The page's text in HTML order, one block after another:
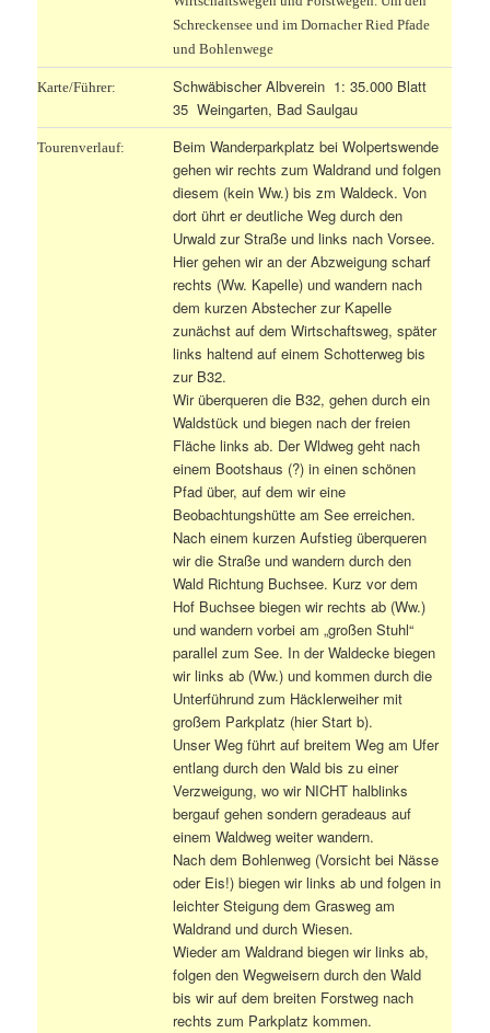
Schreckensee und im Dornacher Ried Pfade
und Bohlenwege
Karte/Führer:
Schwäbischer Albverein 1: 35.000 Blatt
35 Weingarten, Bad Saulgau
Tourenverlauf:
Beim Wanderparkplatz bei Wolpertswende
gehen wir rechts zum Waldrand und folgen
diesem (kein Ww.) bis zm Waldeck. Von
dort ührt er deutliche Weg durch den
Urwald zur Straße und links nach Vorsee.
Hier gehen wir an der Abzweigung scharf
rechts (Ww. Kapelle) und wandern nach
dem kurzen Abstecher zur Kapelle
zunächst auf dem Wirtschaftsweg, später
links haltend auf einem Schotterweg bis
zur B32.
Wir überqueren die B32, gehen durch ein
Waldstück und biegen nach der freien
Fläche links ab. Der Wldweg geht nach
einem Bootshaus (?) in einen schönen
Pfad über, auf dem wir eine
Beobachtungshütte am See erreichen.
Nach einem kurzen Aufstieg überqueren
wir die Straße und wandern durch den
Wald Richtung Buchsee. Kurz vor dem
Hof Buchsee biegen wir rechts ab (Ww.)
und wandern vorbei am „großen Stuhl“
parallel zum See. In der Waldecke biegen
wir links ab (Ww.) und kommen durch die
Unterführund zum Häcklerweiher mit
großem Parkplatz (hier Start b).
Unser Weg führt auf breitem Weg am Ufer
entlang durch den Wald bis zu einer
Verzweigung, wo wir NICHT halblinks
bergauf gehen sondern geradeaus auf
einem Waldweg weiter wandern.
Nach dem Bohlenweg (Vorsicht bei Nässe
oder Eis!) biegen wir links ab und folgen in
leichter Steigung dem Grasweg am
Waldrand und durch Wiesen.
Wieder am Waldrand biegen wir links ab,
folgen den Wegweisern durch den Wald
bis wir auf dem breiten Forstweg nach
rechts zum Parkplatz kommen.